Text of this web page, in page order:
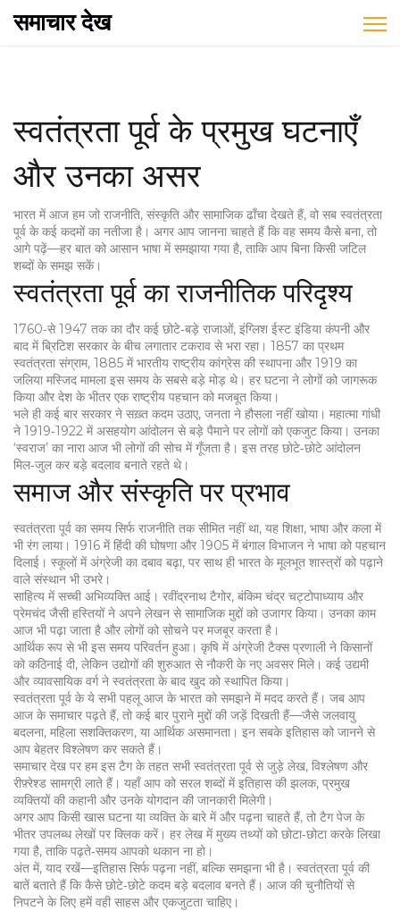
समाचार देख
स्वतंत्रता पूर्व के प्रमुख घटनाएँ
और उनका असर
भारत में आज हम जो राजनीति, संस्कृति और सामाजिक ढाँचा देखते हैं, वो सब स्वतंत्रता
पूर्व के कई कदमों का नतीजा है। अगर आप जानना चाहते हैं कि वह समय कैसे बना, तो
आगे पढ़ें—हर बात को आसान भाषा में समझाया गया है, ताकि आप बिना किसी जटिल
शब्दों के समझ सकें।
स्वतंत्रता पूर्व का राजनीतिक परिदृश्य
1760‑से 1947 तक का दौर कई छोटे‑बड़े राजाओं, इंग्लिश ईस्ट इंडिया कंपनी और
बाद में ब्रिटिश सरकार के बीच लगातार टकराव से भरा रहा। 1857 का प्रथम
स्वतंत्रता संग्राम, 1885 में भारतीय राष्ट्रीय कांग्रेस की स्थापना और 1919 का
जलिया मस्जिद मामला इस समय के सबसे बड़े मोड़ थे। हर घटना ने लोगों को जागरूक
किया और देश के भीतर एक राष्ट्रीय पहचान को मजबूत किया।
भले ही कई बार सरकार ने सख़्त कदम उठाए, जनता ने हौसला नहीं खोया। महात्मा गांधी
ने 1919‑1922 में असहयोग आंदोलन से बड़े पैमाने पर लोगों को एकजुट किया। उनका
‘स्वराज’ का नारा आज भी लोगों की सोच में गूँजता है। इस तरह छोटे‑छोटे आंदोलन
मिल‑जुल कर बड़े बदलाव बनाते रहते थे।
समाज और संस्कृति पर प्रभाव
स्वतंत्रता पूर्व का समय सिर्फ राजनीति तक सीमित नहीं था, यह शिक्षा, भाषा और कला में
भी रंग लाया। 1916 में हिंदी की घोषणा और 1905 में बंगाल विभाजन ने भाषा को पहचान
दिलाई। स्कूलों में अंग्रेजी का दबाव बढ़ा, पर साथ ही भारत के मूलभूत शास्त्रों को पढ़ाने
वाले संस्थान भी उभरे।
साहित्य में सच्ची अभिव्यक्ति आई। रवींद्रनाथ टैगोर, बंकिम चंद्र चट्टोपाध्याय और
प्रेमचंद जैसी हस्तियों ने अपने लेखन से सामाजिक मुद्दों को उजागर किया। उनका काम
आज भी पढ़ा जाता है और लोगों को सोचने पर मजबूर करता है।
आर्थिक रूप से भी इस समय परिवर्तन हुआ। कृषि में अंग्रेजी टैक्स प्रणाली ने किसानों
को कठिनाई दी, लेकिन उद्योगों की शुरुआत से नौकरी के नए अवसर मिले। कई उद्यमी
और व्यावसायिक वर्ग ने स्वतंत्रता के बाद खुद को स्थापित किया।
स्वतंत्रता पूर्व के ये सभी पहलू आज के भारत को समझने में मदद करते हैं। जब आप
आज के समाचार पढ़ते हैं, तो कई बार पुराने मुद्दों की जड़ें दिखती हैं—जैसे जलवायु
बदलना, महिला सशक्तिकरण, या आर्थिक असमानता। इन सबके इतिहास को जानने से
आप बेहतर विश्लेषण कर सकते हैं।
समाचार देख पर हम इस टैग के तहत सभी स्वतंत्रता पूर्व से जुड़े लेख, विश्लेषण और
रीफ़्रेश्ड सामग्री लाते हैं। यहाँ आप को सरल शब्दों में इतिहास की झलक, प्रमुख
व्यक्तियों की कहानी और उनके योगदान की जानकारी मिलेगी।
अगर आप किसी खास घटना या व्यक्ति के बारे में और पढ़ना चाहते हैं, तो टैग पेज के
भीतर उपलब्ध लेखों पर क्लिक करें। हर लेख में मुख्य तथ्यों को छोटा‑छोटा करके लिखा
गया है, ताकि पढ़ते‑समय आपको थकान ना हो।
अंत में, याद रखें—इतिहास सिर्फ पढ़ना नहीं, बल्कि समझना भी है। स्वतंत्रता पूर्व की
बातें बताते हैं कि कैसे छोटे‑छोटे कदम बड़े बदलाव बनते हैं। आज की चुनौतियों से
निपटने के लिए हमें वही साहस और एकजुटता चाहिए।